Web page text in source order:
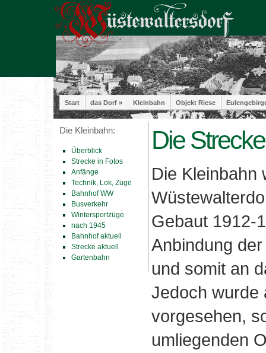
Start das Dorf » Kleinbahn Objekt Riese
Die Kleinbahn:
Überblick
Strecke in Fotos
Anfänge
Technik, Lok, Züge
Bahnhof WW
Busverkehr
Wintersportzüge
nach 1945
Bahnhof aktuell
Strecke aktuell
Gartenbahn
Die
Die Kleinbahn
Gebaut 1912-
Anbindung
und somit an
Jedoch wurde
vorgesehen,
umliegenden